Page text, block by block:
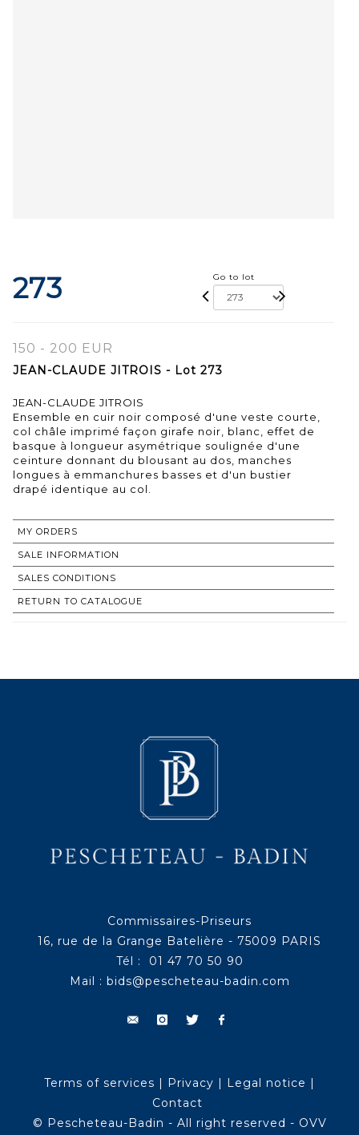
273 Go to lot
150 - 200 EUR
JEAN-CLAUDE JITROIS - Lot 273
JEAN-CLAUDE JITROIS
Ensemble en cuir noir composé d'une veste courte,
col châle imprimé façon girafe noir, blanc, effet de
basque à longueur asymétrique soulignée d'une
ceinture donnant du blousant au dos, manches
longues à emmanchures basses et d'un bustier
drapé identique au col.
MY ORDERS
SALE INFORMATION
SALES CONDITIONS
RETURN TO CATALOGUE
Commissaires-Priseurs
16, rue de la Grange Batelière - 75009 PARIS
Tél : 01 47 70 50 90
Mail : bids@pescheteau-badin.com
Terms of services | Privacy | Legal notice |
Contact
© Pescheteau-Badin - All right reserved - OVV